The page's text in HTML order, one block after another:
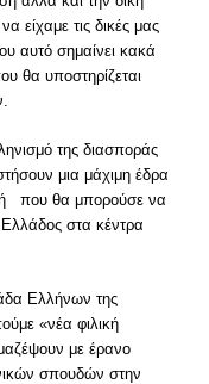
είχαμε τις δικές μας
αυτό σημαίνει κακά
θα υποστηρίζεται
της διασποράς
μια μάχιμη έδρα
που θα μπορούσε να
Ελλάδος στα κέντρα
Ελλήνων της
«νέα φιλική
με έρανο
σπουδών στην